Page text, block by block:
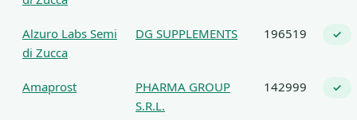
Alzuro Labs Semi
di Zucca
DG SUPPLEMENTS 196519 ✓
Amaprost
PHARMA GROUP
S.R.L.
142999 ✓